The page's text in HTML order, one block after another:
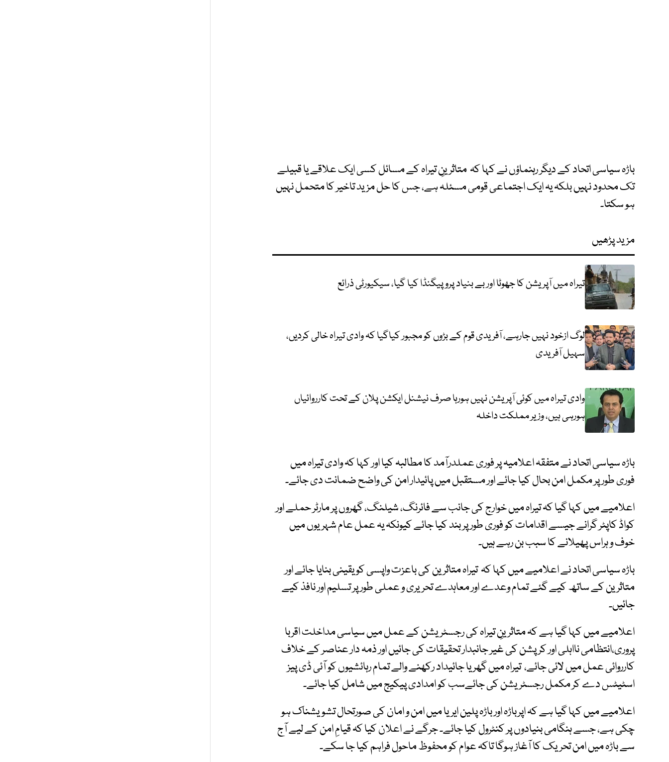
باڑہ سیاسی اتحاد کے دیگر رہنماؤں نے کہا کہ متاثرینِ تیراہ کے مسائل کسی ایک علاقے یا قبیلے
تک محدود نہیں بلکہ یہ ایک اجتماعی قومی مسئلہ ہے، جس کا حل مزید تاخیر کا متحمل نہیں
ہو سکتا۔
مزید پڑھیں
تیراہ میں آپریشن کا جھوٹا اور بے بنیاد پروپیگنڈا کیا گیا، سیکیورٹی ذرائع
لوگ ازخود نہیں جارہے، آفریدی قوم کے بڑوں کو مجبور کیاگیا کہ وادی تیراہ خالی کردیں،
سہیل آفریدی
وادی تیراہ میں کوئی آپریشن نہیں ہورہا صرف نیشنل ایکشن پلان کے تحت کارروائیاں
ہورہی ہیں، وزیر مملکت داخلہ
باڑہ سیاسی اتحاد نے متفقہ اعلامیہ پر فوری عملدرآمد کا مطالبہ کیا اور کہا کہ وادی تیراہ میں
فوری طور پر مکمل امن بحال کیا جائے اور مستقبل میں پائیدار امن کی واضح ضمانت دی جائے۔
اعلامیے میں کہا گیا کہ تیراہ میں خوارج کی جانب سے فائرنگ، شیلنگ، گھروں پر مارٹر حملے اور
کواڈ کاپٹر گرانے جیسے اقدامات کو فوری طور پر بند کیا جائے کیونکہ یہ عمل عام شہریوں میں
خوف و ہراس پھیلانے کا سبب بن رہے ہیں۔
باڑہ سیاسی اتحاد نے اعلامیے میں کہا کہ تیراہ متاثرین کی باعزت واپسی کو یقینی بنایا جائے اور
متاثرین کے ساتھ کیے گئے تمام وعدے اور معاہدے تحریری و عملی طور پر تسلیم اور نافذ کیے
جائیں۔
اعلامیے میں کہا گیا ہے کہ متاثرینِ تیراہ کی رجسٹریشن کے عمل میں سیاسی مداخلت اقربا
پروری،انتظامی نااہلی اور کرپشن کی غیر جانبدار تحقیقات کی جائیں اور ذمہ دار عناصر کے خلاف
کارروائی عمل میں لائی جائے، تیراہ میں گھر یا جائیداد رکھنے والے تمام رہائشیوں کو آئی ڈی پیز
اسٹیٹس دے کر مکمل رجسٹریشن کی جائےسب کو امدادی پیکیج میں شامل کیا جائے۔
اعلامیے میں کہا گیا ہے کہ اپرباڑہ اور باڑہ پلین ایریا میں امن و امان کی صورتحال تشویشناک ہو
چکی ہے، جسے ہنگامی بنیادوں پر کنٹرول کیا جائے۔ جرگے نے اعلان کیا کہ قیامِ امن کے لیے آج
سے باڑہ میں امن تحریک کا آغاز ہوگا تاکہ عوام کو محفوظ ماحول فراہم کیا جا سکے۔